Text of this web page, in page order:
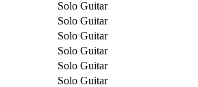
Solo Guitar
Solo Guitar
Solo Guitar
Solo Guitar
Solo Guitar
Solo Guitar